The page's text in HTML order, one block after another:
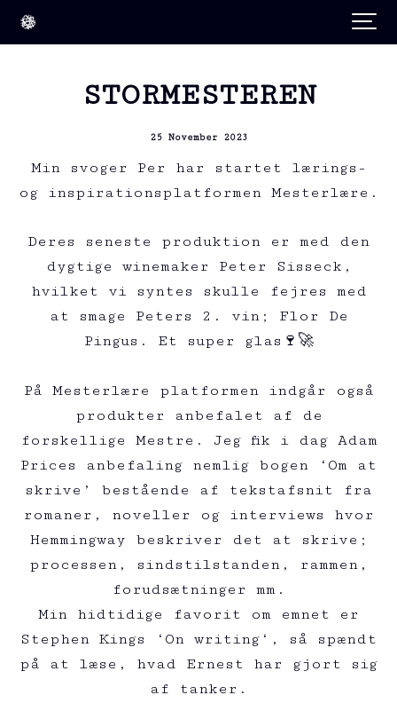
STORMESTEREN
25 November 2023
Min svoger Per har startet lærings-
og inspirationsplatformen Mesterlære.
Deres seneste produktion er med den
dygtige winemaker Peter Sisseck,
hvilket vi syntes skulle fejres med
at smage Peters 2. vin; Flor De
Pingus. Et super glas🍷🚀
På Mesterlære platformen indgår også
produkter anbefalet af de
forskellige Mestre. Jeg fik i dag Adam
Prices anbefaling nemlig bogen ‘Om at
skrive’ bestående af tekstafsnit fra
romaner, noveller og interviews hvor
Hemmingway beskriver det at skrive;
processen, sindstilstanden, rammen,
forudsætninger mm.
Min hidtidige favorit om emnet er
Stephen Kings ‘On writing‘, så spændt
på at læse, hvad Ernest har gjort sig
af tanker.